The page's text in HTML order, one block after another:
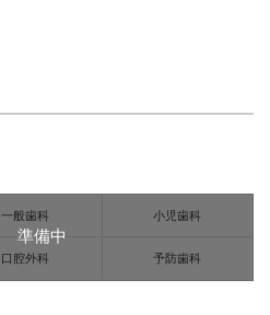
準備中
一般歯科 小児歯科
口腔外科 予防歯科